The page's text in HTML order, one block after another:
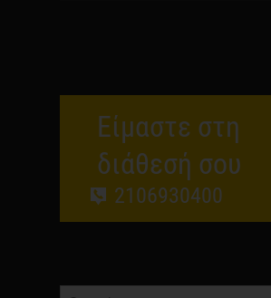
Είμαστε στη
διάθεσή σου
2106930400